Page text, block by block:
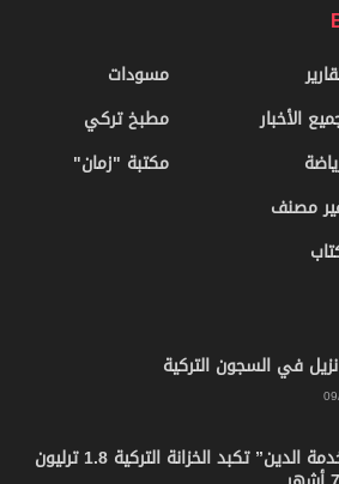
الأخبار
مصنف
مسودات
مطبخ تركي
مكتبة "زمان"
فاتورة “خدمة الدين” تكبد الخزانة التركية 1.8 ترليون